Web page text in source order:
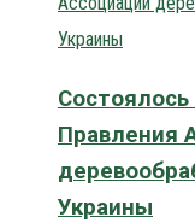
Состоялось
Правления
Украины